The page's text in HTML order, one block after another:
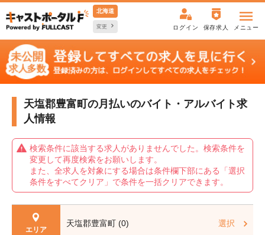
北海道
変更 ログイン 保存求人 メニュー
天塩郡豊富町の月払いのバイト・アルバイト求
人情報
検索条件に該当する求人がありませんでした。検索条件を
変更して再度検索をお願いします。
また、全求人を対象にする場合は条件欄下部にある「選択
条件をすべてクリア」で条件を一括クリアできます。
エリア
天塩郡豊富町 (0) 選択